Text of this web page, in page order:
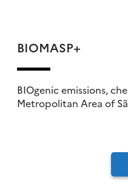
BIOMASP+
BIOgenic emissions,
Metropolitan Area of